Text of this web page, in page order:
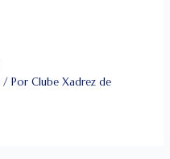
/ Por Clube Xadrez de